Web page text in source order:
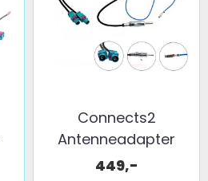
Connects2
Antenneadapter
(FM) 2 x fakra ...
449,-